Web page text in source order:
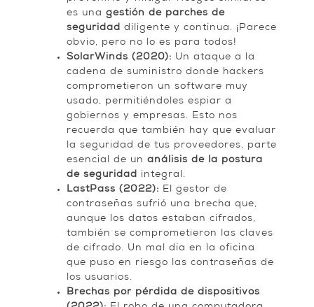
es una gestión de parches de
seguridad diligente y continua. ¡Parece
obvio, pero no lo es para todos!
SolarWinds (2020): Un ataque a la
cadena de suministro donde hackers
comprometieron un software muy
usado, permitiéndoles espiar a
gobiernos y empresas. Esto nos
recuerda que también hay que evaluar
la seguridad de tus proveedores, parte
esencial de un análisis de la postura
de seguridad integral.
LastPass (2022): El gestor de
contraseñas sufrió una brecha que,
aunque los datos estaban cifrados,
también se comprometieron las claves
de cifrado. Un mal día en la oficina
que puso en riesgo las contraseñas de
los usuarios.
Brechas por pérdida de dispositivos